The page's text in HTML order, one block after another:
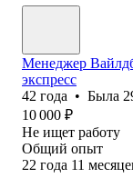
Менеджер
экспресс
42 года • Была
10 000 ₽
Не ищет работу
Общий опыт
22 года 11